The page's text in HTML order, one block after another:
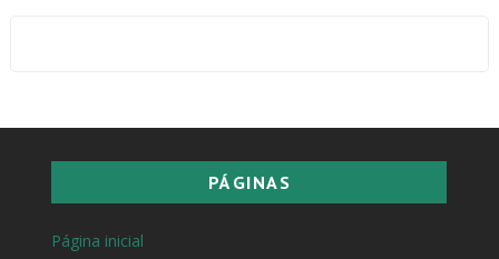
PÁGINAS
Página inicial